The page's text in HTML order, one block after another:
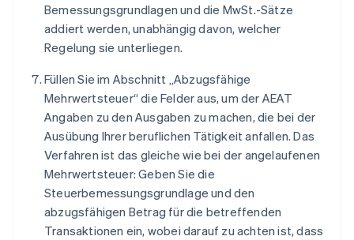
Bemessungsgrundlagen und die MwSt.-Sätze
addiert werden, unabhängig davon, welcher
Regelung sie unterliegen.
Füllen Sie im Abschnitt „Abzugsfähige
Mehrwertsteuer“ die Felder aus, um der AEAT
Angaben zu den Ausgaben zu machen, die bei der
Ausübung Ihrer beruflichen Tätigkeit anfallen. Das
Verfahren ist das gleiche wie bei der angelaufenen
Mehrwertsteuer: Geben Sie die
Steuerbemessungsgrundlage und den
abzugsfähigen Betrag für die betreffenden
Transaktionen ein, wobei darauf zu achten ist, dass